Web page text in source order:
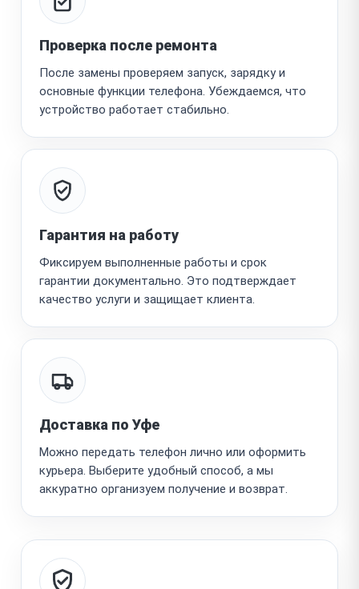
Проверка после ремонта
После замены проверяем запуск, зарядку и
основные функции телефона. Убеждаемся, что
устройство работает стабильно.
Гарантия на работу
Фиксируем выполненные работы и срок
гарантии документально. Это подтверждает
качество услуги и защищает клиента.
Доставка по Уфе
Можно передать телефон лично или оформить
курьера. Выберите удобный способ, а мы
аккуратно организуем получение и возврат.